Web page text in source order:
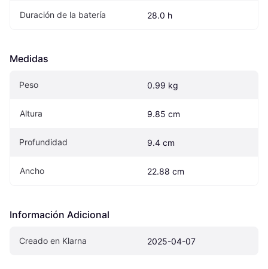
Duración de la batería 28.0 h
Medidas
Peso 0.99 kg
Altura 9.85 cm
Profundidad 9.4 cm
Ancho 22.88 cm
Información Adicional
Creado en Klarna 2025-04-07